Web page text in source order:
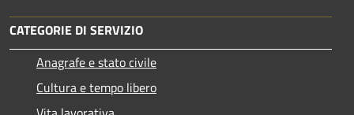
CATEGORIE DI SERVIZIO
Anagrafe e stato civile
Cultura e tempo libero